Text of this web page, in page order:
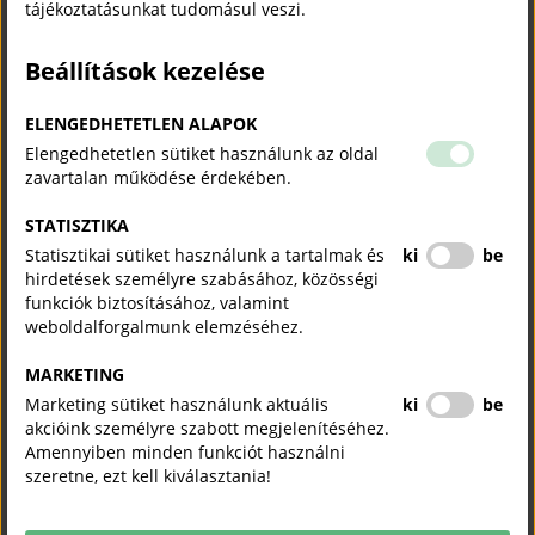
tartalék megoldás, viszont továbbra is a korábbi, előrenyomott ATA
Ehhez és azATA formanyomtatvány
linkrekattintva érhető el.
Kérjük, hogy a programot csak az igazolványt kibocsátó területi
használat előtt figyelmesen olvassa el a program felületén található
Használati útmutatót (Súgót), illetve aKitöltési útmutatót!
Ezúton hívjuk fel a felhasználók figyelmét, hogy
elektronikus formában (eATA igazolványként) használandó
az Európai Unió tagállamaiban, az Egyesült Királyságban,
Norvégiában és Svájcban
kibocsátó kamarák már
tájékoztatásunkat tudomásul veszi.
Beállítások kezelése
ELENGEDHETETLEN ALAPOK
Elengedhetetlen sütiket használunk az oldal
zavartalan működése érdekében.
STATISZTIKA
Statisztikai sütiket használunk a tartalmak és
hirdetések személyre szabásához, közösségi
funkciók biztosításához, valamint
weboldalforgalmunk elemzéséhez.
ki be
MARKETING
Marketing sütiket használunk aktuális
akcióink személyre szabott megjelenítéséhez.
Amennyiben minden funkciót használni
szeretne, ezt kell kiválasztania!
ki be